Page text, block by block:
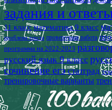
задания и
11 класс математика 9 класс
проблема текста проверочная работа
программа на 2022-2023
русский язык 9 класс
сочинение егэ статград
тренировочные варианты